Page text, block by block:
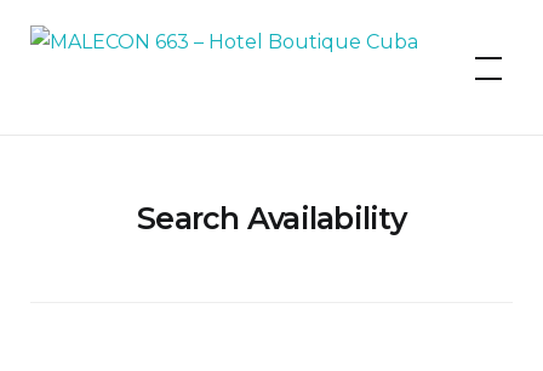
MALECON 663 – Hotel Boutique
Search Availability